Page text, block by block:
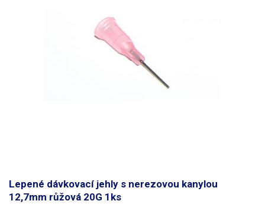
Lepené dávkovací jehly s nerezovou kanylou
12,7mm růžová 20G 1ks